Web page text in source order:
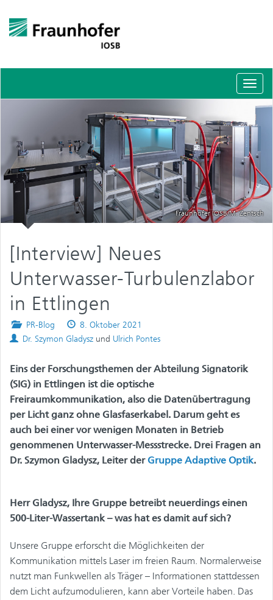
Fraunhofer IOSB/M. Zentsch
[Interview] Neues
Unterwasser-Turbulenzlabor
in Ettlingen
Posted
in
PR-Blog
Published
on
8. Oktober 2021
Authors
Dr. Szymon Gladysz und Ulrich Pontes
Eins der Forschungsthemen der Abteilung Signatorik
(SIG) in Ettlingen ist die optische
Freiraumkommunikation, also die Datenübertragung
per Licht ganz ohne Glasfaserkabel. Darum geht es
auch bei einer vor wenigen Monaten in Betrieb
genommenen Unterwasser-Messstrecke. Drei Fragen an
Dr. Szymon Gladysz, Leiter derGruppe Adaptive Optik.
Herr Gladysz, Ihre Gruppe betreibt neuerdings einen
500-Liter-Wassertank – was hat es damit auf sich?
Unsere Gruppe erforscht die Möglichkeiten der
Kommunikation mittels Laser im freien Raum. Normalerweise
nutzt man Funkwellen als Träger – Informationen stattdessen
dem Licht aufzumodulieren, kann aber Vorteile haben. Das